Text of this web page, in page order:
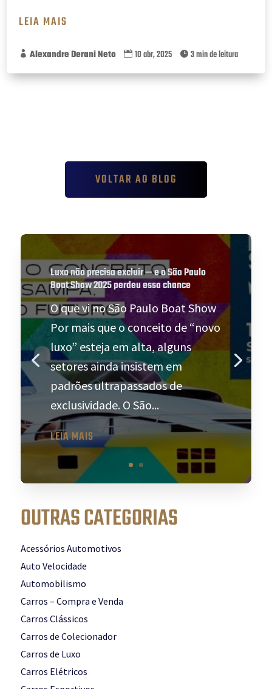
LEIA MAIS
 Alexandre Derani Neto  10 abr, 2025  3 min de leitura
VOLTAR AO BLOG
Luxo não precisa excluir — e o São Paulo
Boat Show 2025 perdeu essa chance
O que vi no São Paulo Boat Show
Por mais que o conceito de “novo
luxo” esteja em alta, alguns
setores ainda insistem em
padrões ultrapassados de
exclusividade. O São...
LEIA MAIS
OUTRAS CATEGORIAS
Acessórios Automotivos
Auto Velocidade
Automobilismo
Carros – Compra e Venda
Carros Clássicos
Carros de Colecionador
Carros de Luxo
Carros Elétricos